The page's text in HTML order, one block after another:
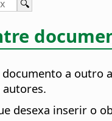
a outro
desexa inserir o